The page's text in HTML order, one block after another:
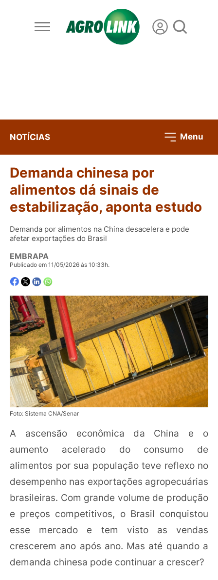
NOTÍCIAS Menu
Demanda chinesa por
alimentos dá sinais de
estabilização, aponta estudo
Demanda por alimentos na China desacelera e pode
afetar exportações do Brasil
EMBRAPA
Publicado em 11/05/2026 às 10:33h.
Foto: Sistema CNA/Senar
A ascensão econômica da China e o
aumento acelerado do consumo de
alimentos por sua população teve reflexo no
desempenho nas exportações agropecuárias
brasileiras. Com grande volume de produção
e preços competitivos, o Brasil conquistou
esse mercado e tem visto as vendas
crescerem ano após ano. Mas até quando a
demanda chinesa pode continuar a crescer?